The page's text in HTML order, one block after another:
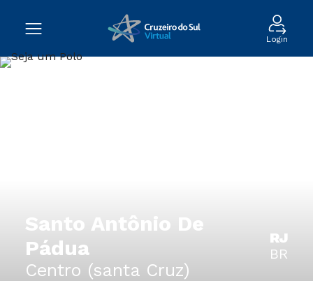
Login
Santo Antônio De
Pádua
Centro (santa Cruz)
RJ
BR